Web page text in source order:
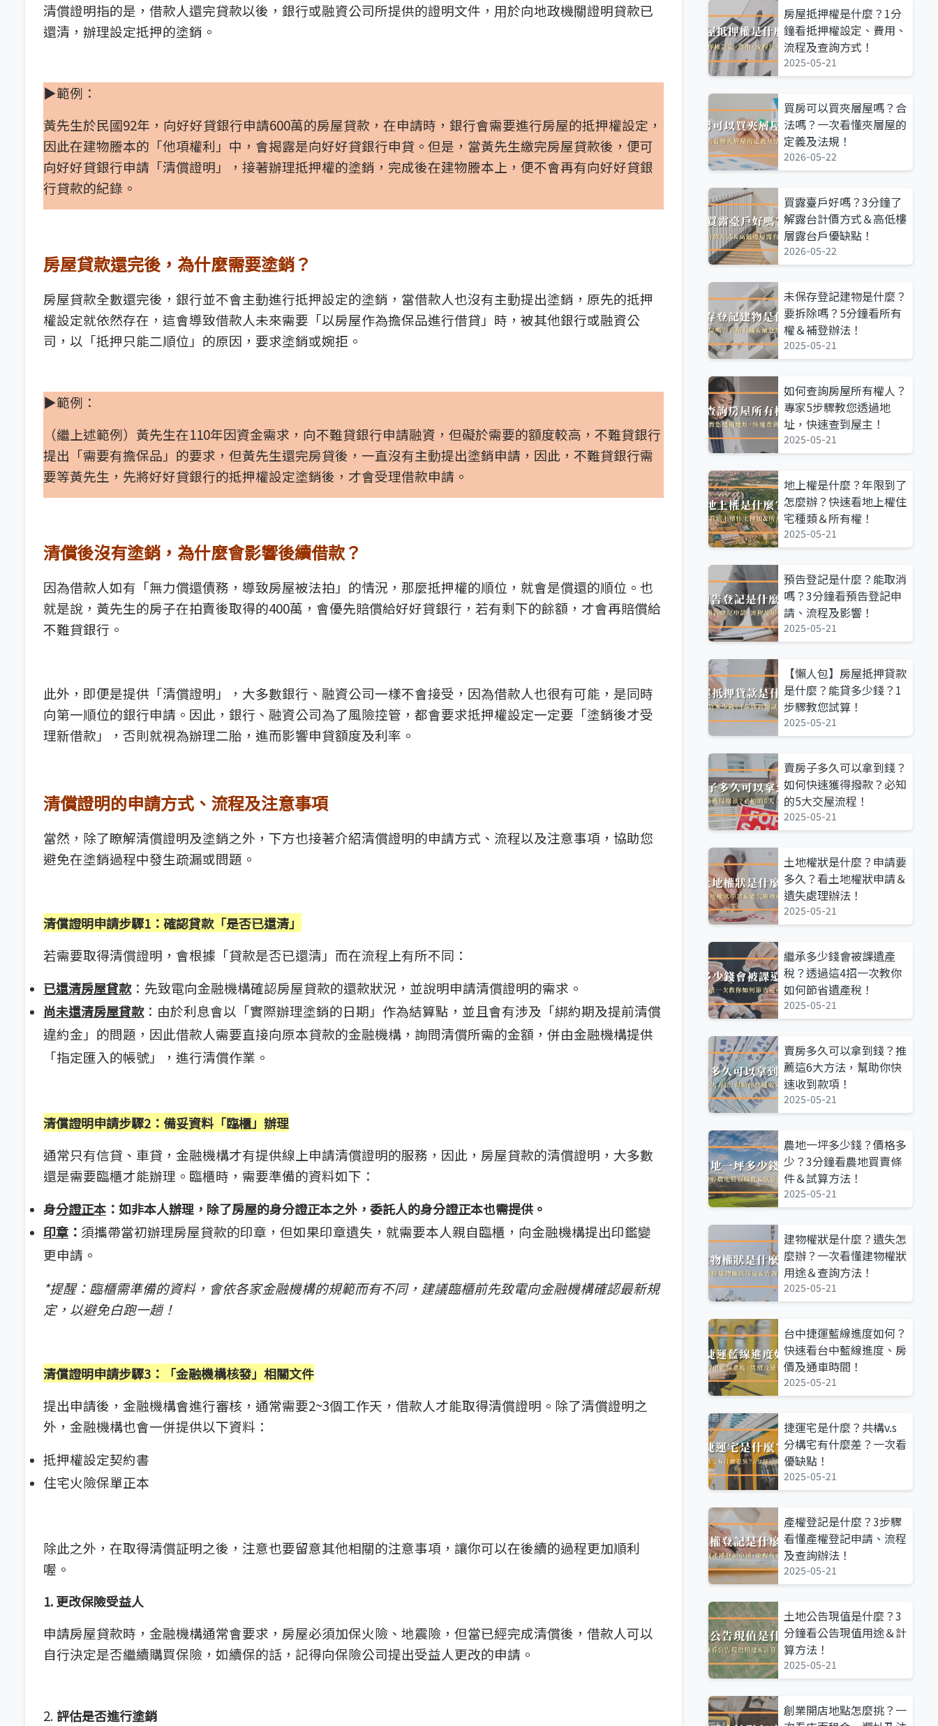
清償證明指的是，借款人還完貸款以後，銀行或融資公司所提供的證明文件，用於向地政機關證明貸款已
還清，辦理設定抵押的塗銷。
▶範例：
黃先生於民國92年，向好好貸銀行申請600萬的房屋貸款，在申請時，銀行會需要進行房屋的抵押權設定，
因此在建物謄本的「他項權利」中，會揭露是向好好貸銀行申貸。但是，當黃先生繳完房屋貸款後，便可
向好好貸銀行申請「清償證明」，接著辦理抵押權的塗銷，完成後在建物謄本上，便不會再有向好好貸銀
行貸款的紀錄。
房屋貸款還完後，為什麼需要塗銷？
房屋貸款全數還完後，銀行並不會主動進行抵押設定的塗銷，當借款人也沒有主動提出塗銷，原先的抵押
權設定就依然存在，這會導致借款人未來需要「以房屋作為擔保品進行借貸」時，被其他銀行或融資公
司，以「抵押只能二順位」的原因，要求塗銷或婉拒。
▶範例：
（繼上述範例）黃先生在110年因資金需求，向不難貸銀行申請融資，但礙於需要的額度較高，不難貸銀行
提出「需要有擔保品」的要求，但黃先生還完房貸後，一直沒有主動提出塗銷申請，因此，不難貸銀行需
要等黃先生，先將好好貸銀行的抵押權設定塗銷後，才會受理借款申請。
清償後沒有塗銷，為什麼會影響後續借款？
因為借款人如有「無力償還債務，導致房屋被法拍」的情況，那麼抵押權的順位，就會是償還的順位。也
就是說，黃先生的房子在拍賣後取得的400萬，會優先賠償給好好貸銀行，若有剩下的餘額，才會再賠償給
不難貸銀行。
此外，即便是提供「清償證明」，大多數銀行、融資公司一樣不會接受，因為借款人也很有可能，是同時
向第一順位的銀行申請。因此，銀行、融資公司為了風險控管，都會要求抵押權設定一定要「塗銷後才受
理新借款」，否則就視為辦理二胎，進而影響申貸額度及利率。
清償證明的申請方式、流程及注意事項
當然，除了瞭解清償證明及塗銷之外，下方也接著介紹清償證明的申請方式、流程以及注意事項，協助您
避免在塗銷過程中發生疏漏或問題。
清償證明申請步驟1：確認貸款「是否已還清」
若需要取得清償證明，會根據「貸款是否已還清」而在流程上有所不同：
已還清房屋貸款：先致電向金融機構確認房屋貸款的還款狀況，並說明申請清償證明的需求。
尚未還清房屋貸款：由於利息會以「實際辦理塗銷的日期」作為結算點，並且會有涉及「綁約期及提前清償
違約金」的問題，因此借款人需要直接向原本貸款的金融機構，詢問清償所需的金額，併由金融機構提供
「指定匯入的帳號」，進行清償作業。
清償證明申請步驟2：備妥資料「臨櫃」辦理
通常只有信貸、車貸，金融機構才有提供線上申請清償證明的服務，因此，房屋貸款的清償證明，大多數
還是需要臨櫃才能辦理。臨櫃時，需要準備的資料如下：
身分證正本 ：如非本人辦理，除了房屋的身分證正本之外，委託人的身分證正本也需提供。
印章 ： 須攜帶當初辦理房屋貸款的印章，但如果印章遺失，就需要本人親自臨櫃，向金融機構提出印鑑變
更申請。
*提醒：臨櫃需準備的資料，會依各家金融機構的規範而有不同，建議臨櫃前先致電向金融機構確認最新規
定，以避免白跑一趟！
清償證明申請步驟3：「金融機構核發」相關文件
提出申請後，金融機構會進行審核，通常需要2~3個工作天，借款人才能取得清償證明。除了清償證明之
外，金融機構也會一併提供以下資料：
抵押權設定契約書
住宅火險保單正本
除此之外，在取得清償証明之後，注意也要留意其他相關的注意事項，讓你可以在後續的過程更加順利
喔。
1. 更改保險受益人
申請房屋貸款時，金融機構通常會要求，房屋必須加保火險、地震險，但當已經完成清償後，借款人可以
自行決定是否繼續購買保險，如續保的話，記得向保險公司提出受益人更改的申請。
2. 評估是否進行塗銷
房屋抵押權是什麼？1分
鐘看抵押權設定、費用、
流程及查詢方式！
2025-05-21
買房可以買夾層屋嗎？合
法嗎？一次看懂夾層屋的
定義及法規！
2026-05-22
買露臺戶好嗎？3分鐘了
解露台計價方式＆高低樓
層露台戶優缺點！
2026-05-22
未保存登記建物是什麼？
要拆除嗎？5分鐘看所有
權＆補登辦法！
2025-05-21
如何查詢房屋所有權人？
專家5步驟教您透過地
址，快速查到屋主！
2025-05-21
地上權是什麼？年限到了
怎麼辦？快速看地上權住
宅種類＆所有權！
2025-05-21
預告登記是什麼？能取消
嗎？3分鐘看預告登記申
請、流程及影響！
2025-05-21
【懶人包】房屋抵押貸款
是什麼？能貸多少錢？1
步驟教您試算！
2025-05-21
賣房子多久可以拿到錢？
如何快速獲得撥款？必知
的5大交屋流程！
2025-05-21
土地權狀是什麼？申請要
多久？看土地權狀申請＆
遺失處理辦法！
2025-05-21
繼承多少錢會被課遺產
稅？透過這4招一次教你
如何節省遺產稅！
2025-05-21
賣房多久可以拿到錢？推
薦這6大方法，幫助你快
速收到款項！
2025-05-21
農地一坪多少錢？價格多
少？3分鐘看農地買賣條
件＆試算方法！
2025-05-21
建物權狀是什麼？遺失怎
麼辦？一次看懂建物權狀
用途＆查詢方法！
2025-05-21
台中捷運藍線進度如何？
快速看台中藍線進度、房
價及通車時間！
2025-05-21
捷運宅是什麼？共構v.s
分構宅有什麼差？一次看
優缺點！
2025-05-21
產權登記是什麼？3步驟
看懂產權登記申請、流程
及查詢辦法！
2025-05-21
土地公告現值是什麼？3
分鐘看公告現值用途＆計
算方法！
2025-05-21
創業開店地點怎麼挑？一